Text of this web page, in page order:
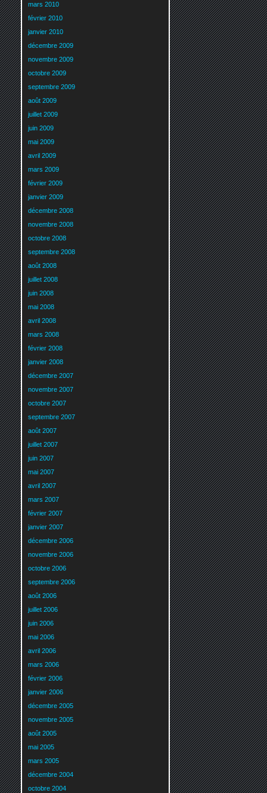
mars 2010
février 2010
janvier 2010
décembre 2009
novembre 2009
octobre 2009
septembre 2009
août 2009
juillet 2009
juin 2009
mai 2009
avril 2009
mars 2009
février 2009
janvier 2009
décembre 2008
novembre 2008
octobre 2008
septembre 2008
août 2008
juillet 2008
juin 2008
mai 2008
avril 2008
mars 2008
février 2008
janvier 2008
décembre 2007
novembre 2007
octobre 2007
septembre 2007
août 2007
juillet 2007
juin 2007
mai 2007
avril 2007
mars 2007
février 2007
janvier 2007
décembre 2006
novembre 2006
octobre 2006
septembre 2006
août 2006
juillet 2006
juin 2006
mai 2006
avril 2006
mars 2006
février 2006
janvier 2006
décembre 2005
novembre 2005
août 2005
mai 2005
mars 2005
décembre 2004
octobre 2004